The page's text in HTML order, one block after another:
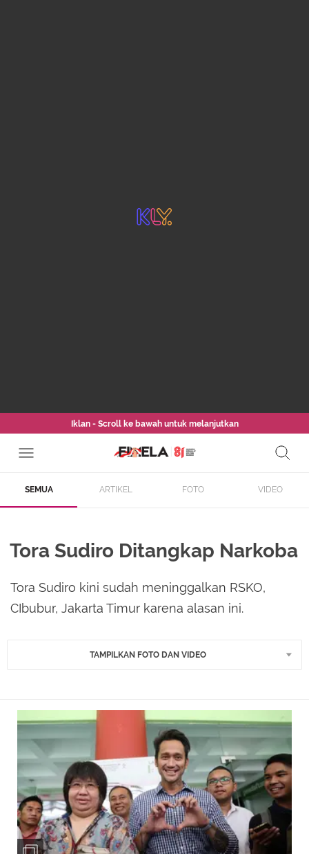
Iklan - Scroll ke bawah untuk melanjutkan
SEMUA ARTIKEL FOTO VIDEO
Tora Sudiro Ditangkap Narkoba
Tora Sudiro kini sudah meninggalkan RSKO,
CIbubur, Jakarta Timur karena alasan ini.
TAMPILKAN FOTO DAN VIDEO